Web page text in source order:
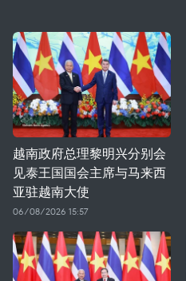
越南政府总理黎明兴分别会
见泰王国国会主席与马来西
亚驻越南大使
06/08/2026 15:57